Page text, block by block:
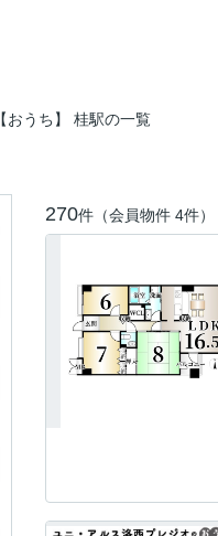
【おうち】 桂駅の一覧
270件（会員物件 4件）